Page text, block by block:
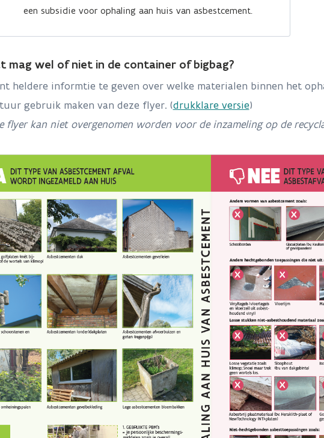
een subsidie voor ophaling aan huis van asbestcement.
mag wel of niet in de container of bigbag?
heldere informtie te geven over welke materialen binnen het
gebruik maken van deze flyer. (drukklare versie)
flyer kan niet overgenomen worden voor de inzameling op de